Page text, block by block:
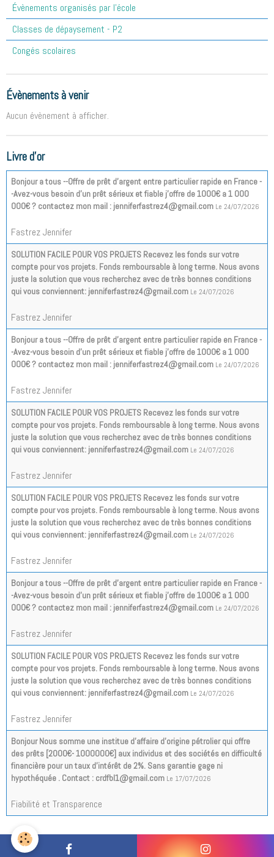
Évènements organisés par l'école
Classes de dépaysement - P2
Congés scolaires
Évènements à venir
Aucun évènement à afficher.
Livre d'or
Bonjour a tous --Offre de prêt d'argent entre particulier rapide en France -
-Avez-vous besoin d'un prêt sérieux et fiable j'offre de 1000€ a 1 000
000€ ? contactez mon mail : jenniferfastrez4@gmail.com Le 24/07/2026
Fastrez Jennifer
SOLUTION FACILE POUR VOS PROJETS Recevez les fonds sur votre
compte pour vos projets. Fonds remboursable à long terme. Nous avons
juste la solution que vous recherchez avec de très bonnes conditions
qui vous conviennent: jenniferfastrez4@gmail.com Le 24/07/2026
Fastrez Jennifer
Bonjour a tous --Offre de prêt d'argent entre particulier rapide en France -
-Avez-vous besoin d'un prêt sérieux et fiable j'offre de 1000€ a 1 000
000€ ? contactez mon mail : jenniferfastrez4@gmail.com Le 24/07/2026
Fastrez Jennifer
SOLUTION FACILE POUR VOS PROJETS Recevez les fonds sur votre
compte pour vos projets. Fonds remboursable à long terme. Nous avons
juste la solution que vous recherchez avec de très bonnes conditions
qui vous conviennent: jenniferfastrez4@gmail.com Le 24/07/2026
Fastrez Jennifer
SOLUTION FACILE POUR VOS PROJETS Recevez les fonds sur votre
compte pour vos projets. Fonds remboursable à long terme. Nous avons
juste la solution que vous recherchez avec de très bonnes conditions
qui vous conviennent: jenniferfastrez4@gmail.com Le 24/07/2026
Fastrez Jennifer
Bonjour a tous --Offre de prêt d'argent entre particulier rapide en France -
-Avez-vous besoin d'un prêt sérieux et fiable j'offre de 1000€ a 1 000
000€ ? contactez mon mail : jenniferfastrez4@gmail.com Le 24/07/2026
Fastrez Jennifer
SOLUTION FACILE POUR VOS PROJETS Recevez les fonds sur votre
compte pour vos projets. Fonds remboursable à long terme. Nous avons
juste la solution que vous recherchez avec de très bonnes conditions
qui vous conviennent: jenniferfastrez4@gmail.com Le 24/07/2026
Fastrez Jennifer
Bonjour Nous somme une institue d’affaire d’origine pétrolier qui offre
des prêts [2000€- 1000000€] aux individus et des sociétés en difficulté
financière pour un taux d'intérêt de 2%. Sans garantie gage ni
hypothéquée . Contact : crdfbl1@gmail.com Le 17/07/2026
Fiabilité et Transparence
Tous les messages